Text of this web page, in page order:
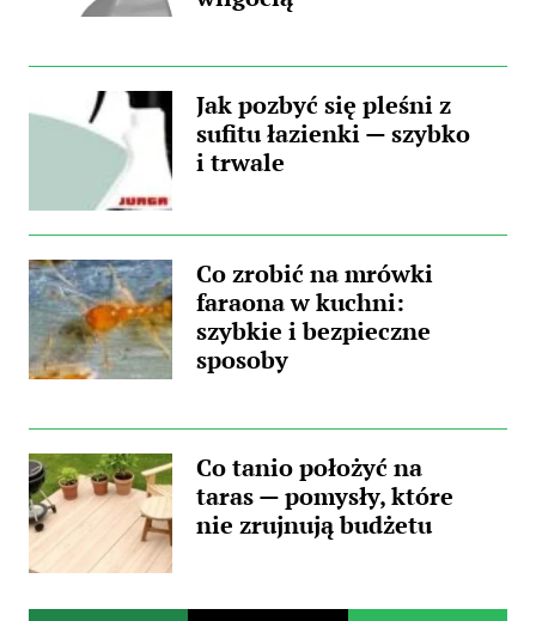
Jak pozbyć się pleśni z
sufitu łazienki — szybko
i trwale
Co zrobić na mrówki
faraona w kuchni:
szybkie i bezpieczne
sposoby
Co tanio położyć na
taras — pomysły, które
nie zrujnują budżetu